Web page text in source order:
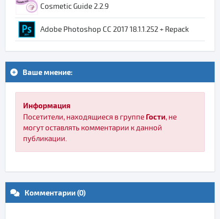
Cosmetic Guide 2.2.9
Adobe Photoshop CC 2017 18.1.1.252 + Repack
Ваше мнение:
Информация
Посетители, находящиеся в группе Гости, не
могут оставлять комментарии к данной
публикации.
Комментарии (0)